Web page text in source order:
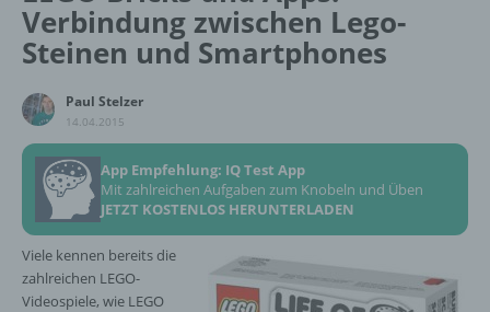
Verbindung zwischen Lego-
Steinen und Smartphones
Paul Stelzer
14.04.2015
App Empfehlung: IQ Test App
Mit zahlreichen Aufgaben zum Knobeln und Üben
JETZT KOSTENLOS HERUNTERLADEN
Viele kennen bereits die
zahlreichen LEGO-
Videospiele, wie LEGO